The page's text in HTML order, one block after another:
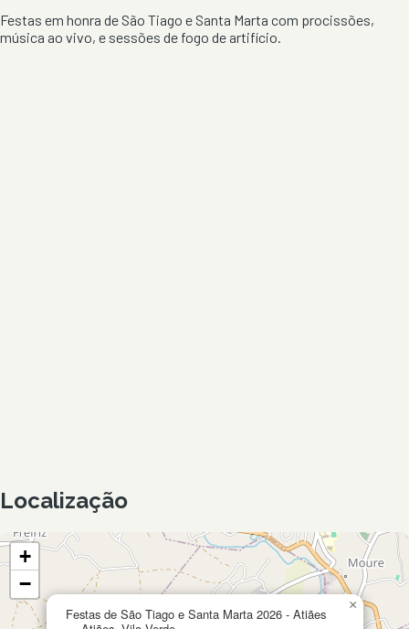
Festas em honra de São Tiago e Santa Marta com procissões,
música ao vivo, e sessões de fogo de artifício.
Localização
Festas de São Tiago e Santa Marta 2026 - Atiães
×
+
−